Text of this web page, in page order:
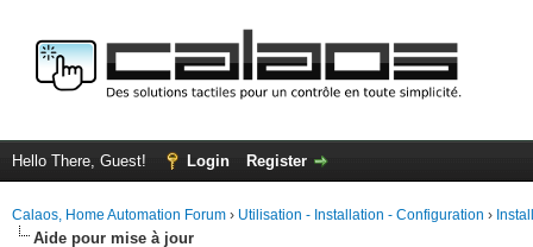
Hello There, Guest! Login Register
Calaos, Home Automation Forum › Utilisation - Installation - Configuration ›
Aide pour mise à jour